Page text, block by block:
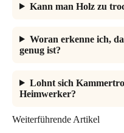
Kann man Holz zu
Woran erkenne ich,
genug ist?
Lohnt sich
Heimwerker?
Weiterführende Artikel